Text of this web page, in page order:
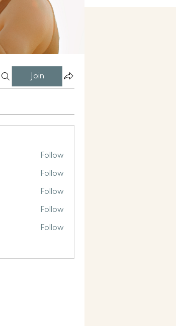
Join
Follow
Follow
Follow
Follow
Follow